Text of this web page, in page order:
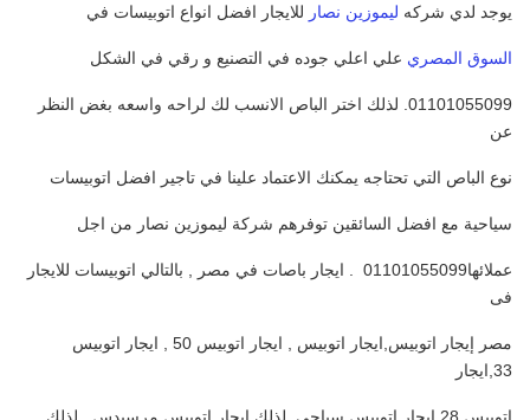
يوجد لدي شركه ليموزين نصار للايجار افضل انواع اتوبيسات في
السوق المصري علي اعلي جوده في التصنيع و رقي في الشكل
01101055099. لذلك اختر الباص الانسب لك لراحه واسعه بغض النظر
عن
نوع الباص التي تحتاجه يمكنك الاعتماد علينا في تاجير افضل اتوبيسات
سياحية مع افضل السائقين توفرهم شركة ليموزين نصار من اجل
عملائها01101055099 . ايجار باصات في مصر , بالتالي اتوبيسات للايجار
فى
مصر إيجار اتوبيس,ايجار اتوبيس , ايجار اتوبيس 50 , ايجار اتوبيس
33,ايجار